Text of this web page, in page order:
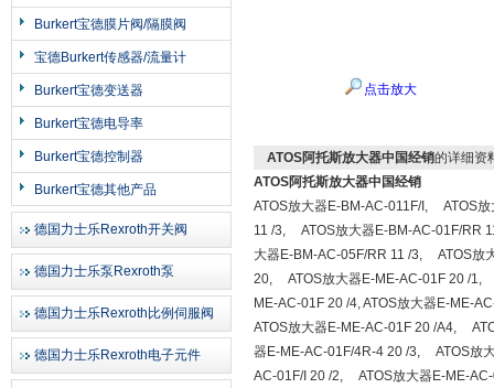
Burkert宝德膜片阀/隔膜阀
宝德Burkert传感器/流量计
Burkert宝德变送器
Burkert宝德电导率
Burkert宝德控制器
Burkert宝德其他产品
德国力士乐Rexroth开关阀
德国力士乐泵Rexroth泵
德国力士乐Rexroth比例伺服阀
德国力士乐Rexroth电子元件
点击放大
ATOS阿托斯放大器中国经销的详细资
ATOS阿托斯放大器中国经销
ATOS放大器E-BM-AC-011F/I, ATOS
11 /3, ATOS放大器E-BM-AC-01F/RR
大器E-BM-AC-05F/RR 11 /3, ATOS放
20, ATOS放大器E-ME-AC-01F 20 /1,
ME-AC-01F 20 /4, ATOS放大器E-ME-
ATOS放大器E-ME-AC-01F 20 /A4,
器E-ME-AC-01F/4R-4 20 /3, ATOS放
AC-01F/I 20 /2, ATOS放大器E-ME-